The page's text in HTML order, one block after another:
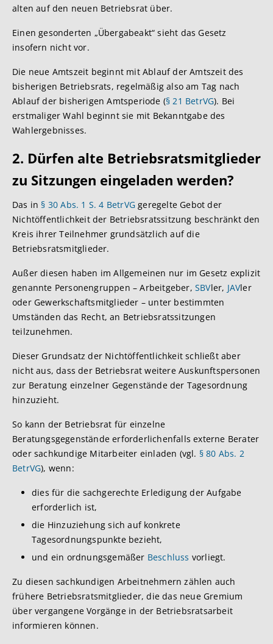
alten auf den neuen Betriebsrat über.
Einen gesonderten „Übergabeakt“ sieht das Gesetz
insofern nicht vor.
Die neue Amtszeit beginnt mit Ablauf der Amtszeit des
bisherigen Betriebsrats, regelmäßig also am Tag nach
Ablauf der bisherigen Amtsperiode (§ 21 BetrVG). Bei
erstmaliger Wahl beginnt sie mit Bekanntgabe des
Wahlergebnisses.
2. Dürfen alte Betriebsratsmitglieder
zu Sitzungen eingeladen werden?
Das in § 30 Abs. 1 S. 4 BetrVG geregelte Gebot der
Nichtöffentlichkeit der Betriebsratssitzung beschränkt den
Kreis ihrer Teilnehmer grundsätzlich auf die
Betriebsratsmitglieder.
Außer diesen haben im Allgemeinen nur im Gesetz explizit
genannte Personengruppen – Arbeitgeber, SBVler, JAVler
oder Gewerkschaftsmitglieder – unter bestimmten
Umständen das Recht, an Betriebsratssitzungen
teilzunehmen.
Dieser Grundsatz der Nichtöffentlichkeit schließt aber
nicht aus, dass der Betriebsrat weitere Auskunftspersonen
zur Beratung einzelner Gegenstände der Tagesordnung
hinzuzieht.
So kann der Betriebsrat für einzelne
Beratungsgegenstände erforderlichenfalls externe Berater
oder sachkundige Mitarbeiter einladen (vgl. § 80 Abs. 2
BetrVG), wenn:
dies für die sachgerechte Erledigung der Aufgabe
erforderlich ist,
die Hinzuziehung sich auf konkrete
Tagesordnungspunkte bezieht,
und ein ordnungsgemäßer Beschluss vorliegt.
Zu diesen sachkundigen Arbeitnehmern zählen auch
frühere Betriebsratsmitglieder, die das neue Gremium
über vergangene Vorgänge in der Betriebsratsarbeit
informieren können.